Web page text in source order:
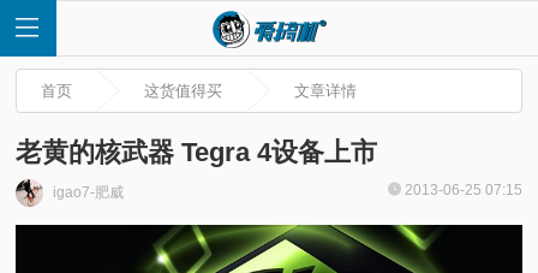
首页 这货值得买 文章详情
老黄的核武器 Tegra 4设备上市
igao7-肥威 2013-06-25 07:15